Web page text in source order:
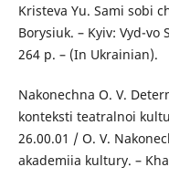
Kristeva Yu. Sami sobi
Borysiuk. – Kyiv: Vyd-vo
264 p. – (In Ukrainian).
Nakonechna O. V.
konteksti teatralnoi
26.00.01 / O. V.
akademiia kultury. –